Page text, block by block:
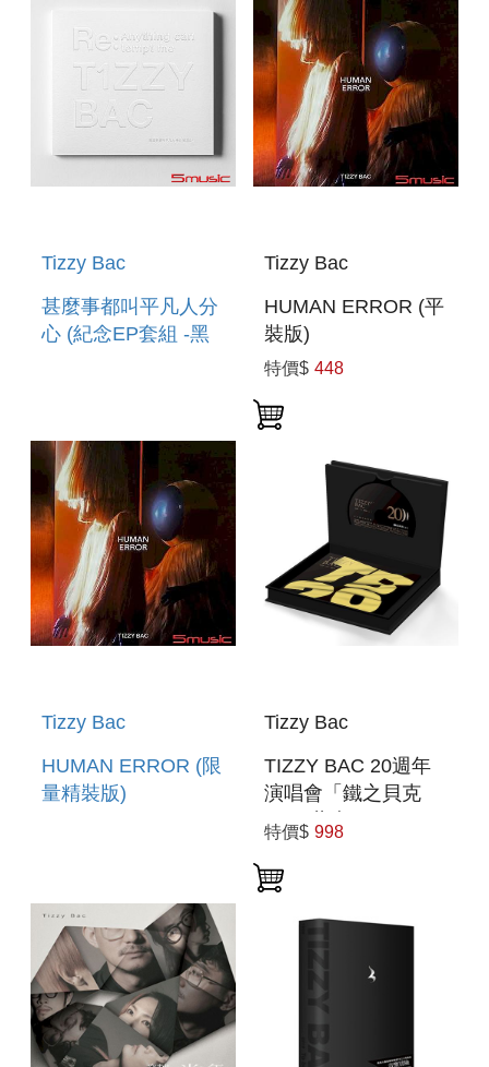
Tizzy Bac
甚麼事都叫平凡人分
心 (紀念EP套組 -黑
Tizzy Bac
HUMAN ERROR (平
裝版)
特價$ 448
Tizzy Bac
HUMAN ERROR (限
量精裝版)
Tizzy Bac
TIZZY BAC 20週年
演唱會「鐵之貝克
XX」藍光BD
特價$ 998